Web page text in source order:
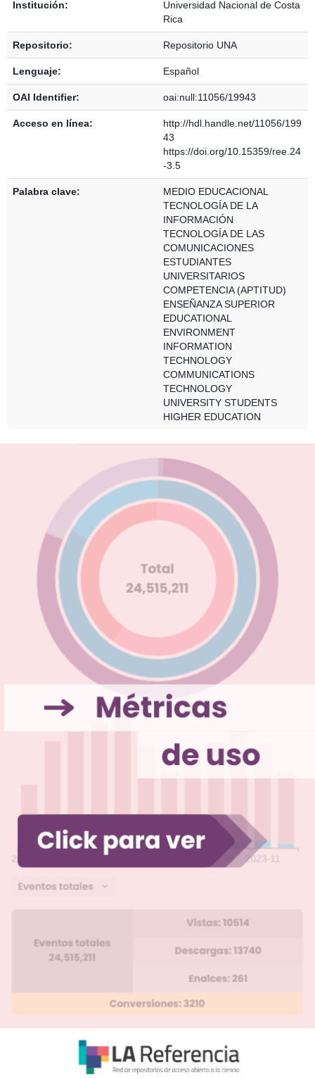
Institución:
Universidad Nacional de Costa
Rica
Repositorio: Repositorio UNA
Lenguaje: Español
OAI Identifier: oai:null:11056/19943
Acceso en línea:
http://hdl.handle.net/11056/199
43
https://doi.org/10.15359/ree.24
-3.5
Palabra clave:
MEDIO EDUCACIONAL
TECNOLOGÍA DE LA
INFORMACIÓN
TECNOLOGÍA DE LAS
COMUNICACIONES
ESTUDIANTES
UNIVERSITARIOS
COMPETENCIA (APTITUD)
ENSEÑANZA SUPERIOR
EDUCATIONAL
ENVIRONMENT
INFORMATION
TECHNOLOGY
COMMUNICATIONS
TECHNOLOGY
UNIVERSITY STUDENTS
HIGHER EDUCATION